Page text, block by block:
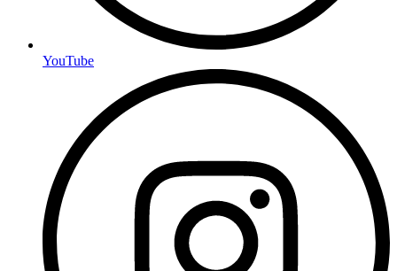
YouTube